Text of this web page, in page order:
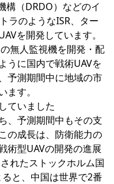
構（DRDO）などのイ
ラのようなISR、ター
を開発しています。
無人監視機を開発・配
うに国内で戦術UAVを
予測期間中に地域の市
す。
ていました
、予測期間中もその支
の成長は、防衛能力の
術型UAVの開発の進展
れたストックホルム国
と、中国は世界で2番